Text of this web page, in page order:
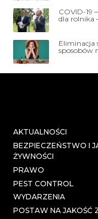
COVID-19
dla rolnika
Eliminacja
sposobów
AKTUALNOŚCI
BEZPIECZEŃSTWO I
ŻYWNOŚCI
PRAWO
PEST CONTROL
WYDARZENIA
POSTAW NA JAKOŚĆ